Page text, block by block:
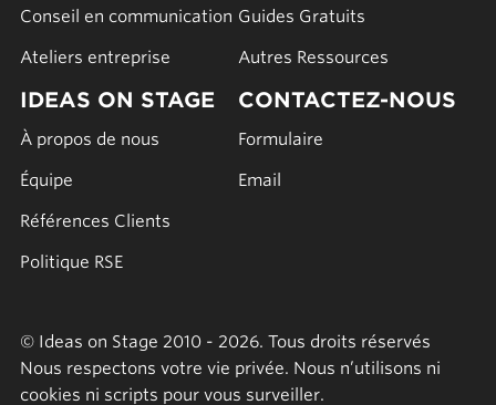
Conseil en communication
Ateliers entreprise
Guides Gratuits
Autres Ressources
IDEAS ON STAGE
À propos de nous
Équipe
Références Clients
Politique RSE
CONTACTEZ-NOUS
Formulaire
Email
© Ideas on Stage 2010 - 2026. Tous droits réservés
Nous respectons votre vie privée. Nous n’utilisons ni
cookies ni scripts pour vous surveiller.